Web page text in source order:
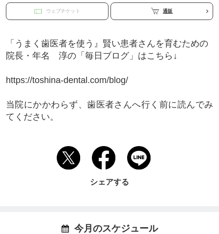
ウェブチケット 通販
「うまく歯医者を使う』賢い患者さんを育むための
院長・年名 淳の「毎日ブログ」はこちら↓
https://toshina-dental.com/blog/
当院にかかわらず、歯医者さんへ行く前に読んでみ
てください。
シェアする
今月のスケジュール